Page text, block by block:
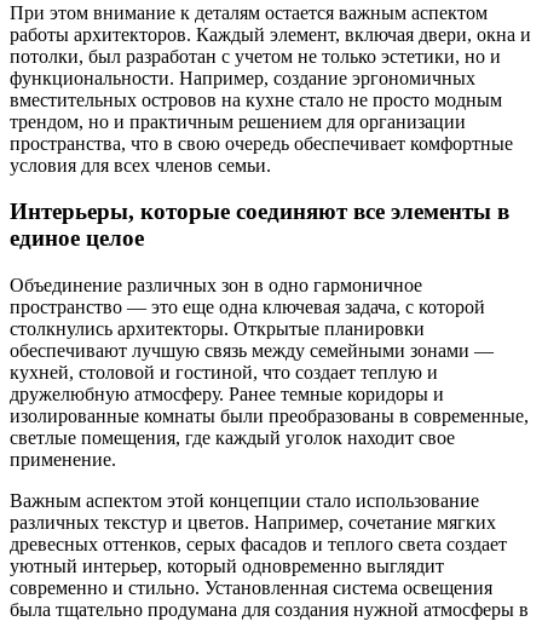
При этом внимание к деталям остается важным аспектом
работы архитекторов. Каждый элемент, включая двери, окна и
потолки, был разработан с учетом не только эстетики, но и
функциональности. Например, создание эргономичных
вместительных островов на кухне стало не просто модным
трендом, но и практичным решением для организации
пространства, что в свою очередь обеспечивает комфортные
условия для всех членов семьи.
Интерьеры, которые соединяют все элементы в
единое целое
Объединение различных зон в одно гармоничное
пространство — это еще одна ключевая задача, с которой
столкнулись архитекторы. Открытые планировки
обеспечивают лучшую связь между семейными зонами —
кухней, столовой и гостиной, что создает теплую и
дружелюбную атмосферу. Ранее темные коридоры и
изолированные комнаты были преобразованы в современные,
светлые помещения, где каждый уголок находит свое
применение.
Важным аспектом этой концепции стало использование
различных текстур и цветов. Например, сочетание мягких
древесных оттенков, серых фасадов и теплого света создает
уютный интерьер, который одновременно выглядит
современно и стильно. Установленная система освещения
была тщательно продумана для создания нужной атмосферы в